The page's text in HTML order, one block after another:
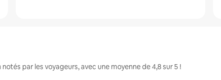
par les voyageurs, avec une moyenne de 4,8 sur 5 !